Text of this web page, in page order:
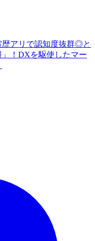
歴アリで認知度抜群◎と
！DXを駆使したマー